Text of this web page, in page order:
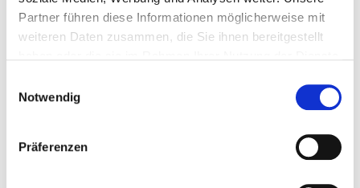
Partner führen diese Informationen möglicherweise mit
weiteren Daten zusammen, die Sie ihnen bereitgestellt
Notwendig
Präferenzen